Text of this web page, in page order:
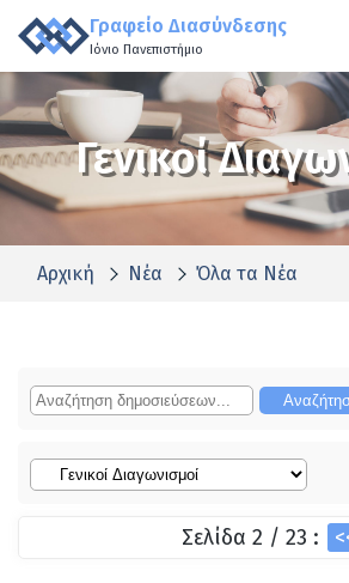
Γραφείο Διασύνδεσης
Ιόνιο Πανεπιστήμιο
Γενικοί
Αρχική Νέα Όλα τα Νέα
Σελίδα 2 / 23 :